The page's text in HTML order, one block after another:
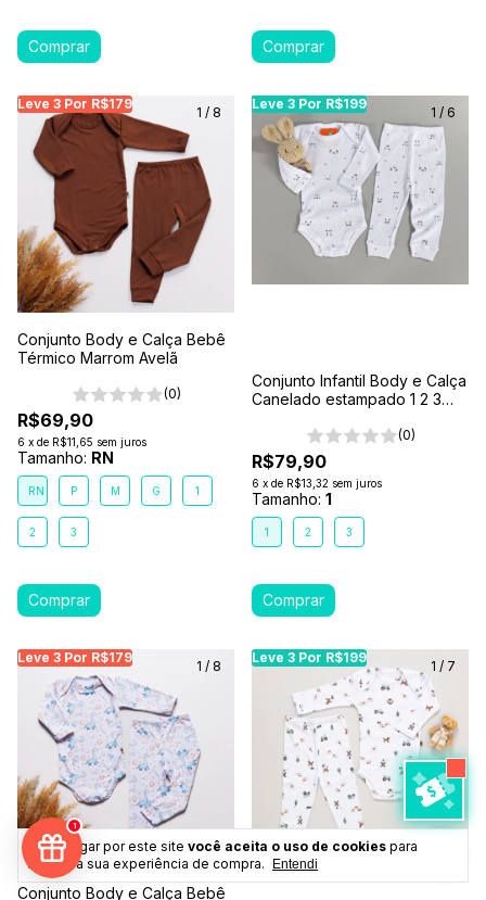
Ao navegar por este site você aceita o uso de cookies para
agilizar a sua experiência de compra.
Entendi
Leve 3 Por R$179
Leve 3 Por R$179 Leve 3 Por R$179 Leve
1 / 8
Conjunto Body e Calça Bebê
Térmico Marrom Avelã
(0)
R$69,90
6 x de R$11,65 sem juros
Tamanho: RN
RN P M G 1
2 3
Leve 3 Por R$199
Leve 3 Por R$199
1 / 6
Conjunto Infantil Body e Calça
Canelado estampado 1 2 3
(0)
R$79,90
6 x de R$13,32 sem juros
Tamanho: 1
1 2 3
Leve 3 Por R$179
Leve 3 Por R$179 Leve 3 Por R$179 Leve
1 / 8
Conjunto Body e Calça Bebê
Leve 3 Por R$199
Leve 3 Por R$199
1 / 7
1